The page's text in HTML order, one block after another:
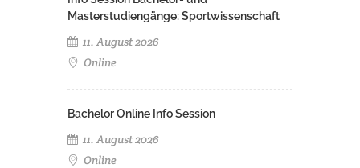
Masterstudiengänge: Sportwissenschaft
11. August 2026
Online
Bachelor Online Info Session
11. August 2026
Online